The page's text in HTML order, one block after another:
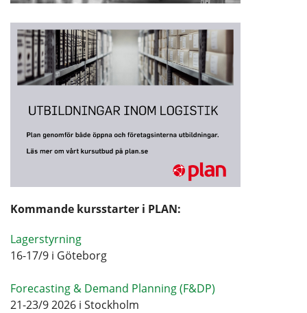
Kommande kursstarter i PLAN:
Lagerstyrning
16-17/9 i Göteborg
Forecasting & Demand Planning (F&DP)
21-23/9 2026 i Stockholm